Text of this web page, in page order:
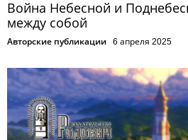
Война Небесной и
между собой
Авторские публикации 6 апреля 2025